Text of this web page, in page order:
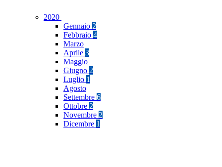
2020
Gennaio 2
Febbraio 4
Marzo
Aprile 3
Maggio
Giugno 2
Luglio 1
Agosto
Settembre 6
Ottobre 2
Novembre 2
Dicembre 1